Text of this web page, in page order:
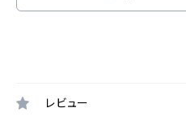
レビュー